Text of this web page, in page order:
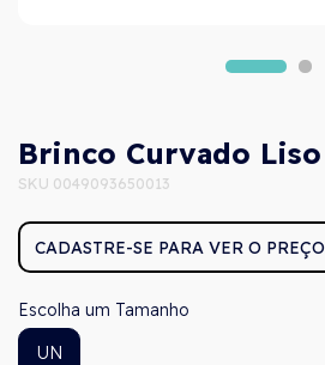
Brinco Curvado Liso
SKU 0049093650013
CADASTRE-SE PARA VER O PREÇO
Tamanho
UN